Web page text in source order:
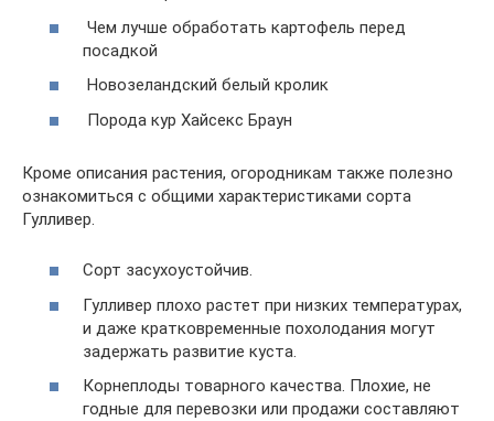
Чем лучше обработать картофель перед
посадкой
Новозеландский белый кролик
Порода кур Хайсекс Браун
Кроме описания растения, огородникам также полезно
ознакомиться с общими характеристиками сорта
Гулливер.
Сорт засухоустойчив.
Гулливер плохо растет при низких температурах,
и даже кратковременные похолодания могут
задержать развитие куста.
Корнеплоды товарного качества. Плохие, не
годные для перевозки или продажи составляют